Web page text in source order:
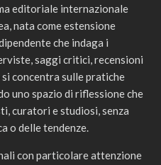
editoriale internazionale
nata come estensione
che indaga i
saggi critici, recensioni
concentra sulle pratiche
uno spazio di riflessione che
curatori e studiosi, senza
o delle tendenze.
con particolare attenzione